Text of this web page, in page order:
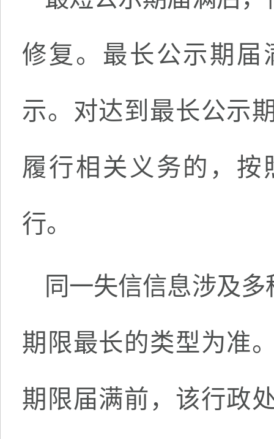
修复。最长公示期届
示。对达到最长公示
履行相关义务的，
行。
同一失信信息涉及
期限最长的类型为准
期限届满前，该行政